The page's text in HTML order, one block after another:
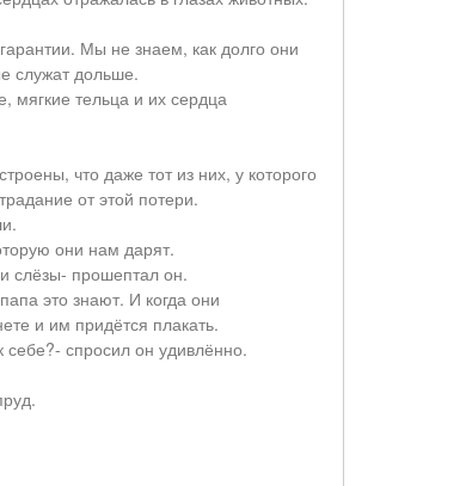
Мы не знаем, как долго они
служат дольше.
мягкие тельца и их сердца
что даже тот из них, у которого
от этой потери.
они нам дарят.
слёзы- прошептал он.
это знают. И когда они
и им придётся плакать.
спросил он удивлённо.